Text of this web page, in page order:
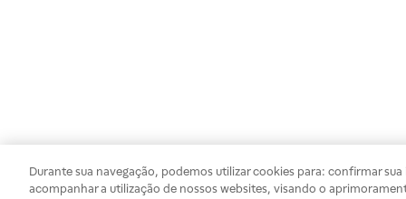
Durante sua navegação, podemos utilizar cookies para: confirmar
acompanhar a utilização de nossos websites, visando o